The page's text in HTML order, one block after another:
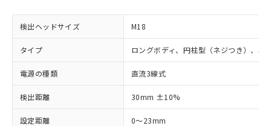
検出ヘッドサイズ M18
タイプ ロングボディ、円柱型（ネジつき）、非
電源の種類 直流3線式
検出距離 30mm ±10%
設定距離 0～23mm